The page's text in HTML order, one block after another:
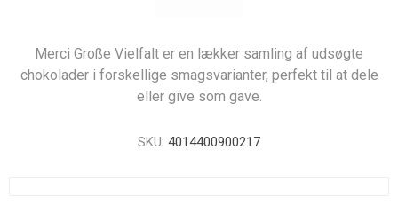
Merci Große Vielfalt er en lækker samling af udsøgte
chokolader i forskellige smagsvarianter, perfekt til at dele
eller give som gave.
SKU: 4014400900217